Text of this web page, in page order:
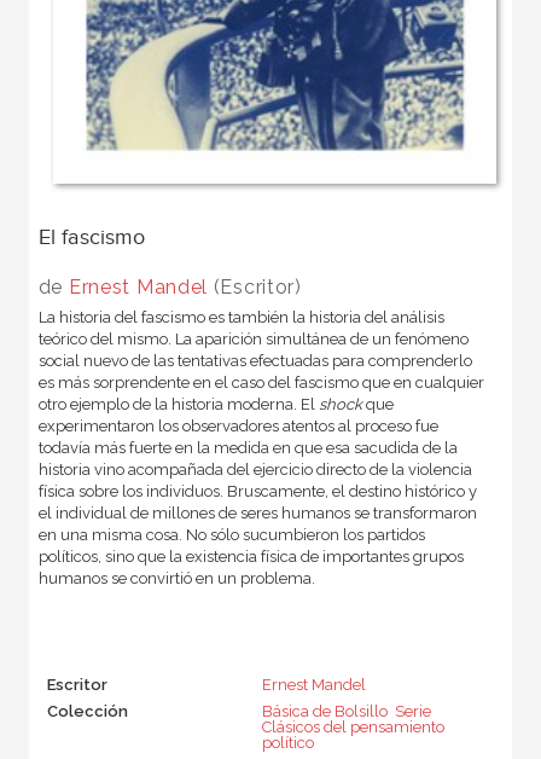
El fascismo
de Ernest Mandel (Escritor)
La historia del fascismo es también la historia del análisis
teórico del mismo. La aparición simultánea de un fenómeno
social nuevo de las tentativas efectuadas para comprenderlo
es más sorprendente en el caso del fascismo que en cualquier
otro ejemplo de la historia moderna. El shockque
experimentaron los observadores atentos al proceso fue
todavía más fuerte en la medida en que esa sacudida de la
historia vino acompañada del ejercicio directo de la violencia
física sobre los individuos. Bruscamente, el destino histórico y
el individual de millones de seres humanos se transformaron
en una misma cosa. No sólo sucumbieron los partidos
políticos, sino que la existencia física de importantes grupos
humanos se convirtió en un problema.
Escritor
Ernest Mandel
Colección
Básica de Bolsillo  Serie
Clásicos del pensamiento
político